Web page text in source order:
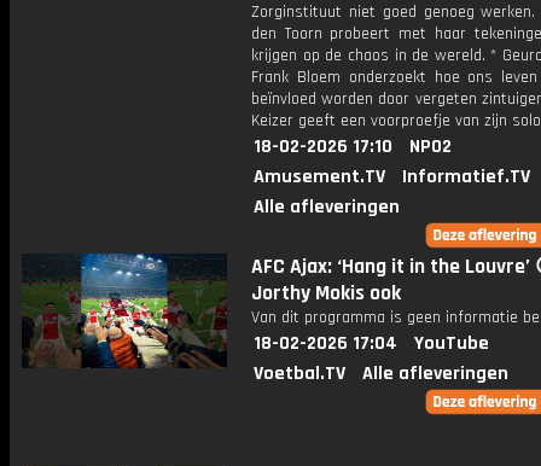
Zorginstituut niet goed genoeg
den Toorn probeert met haar
krijgen op de chaos in de wereld. *
Frank Bloem onderzoekt hoe ons
beïnvloed worden door vergeten
Keizer geeft een voorproefje van zijn
18-02-2026 17:10
NPO2
Amusement.TV
Informatief.TV
Alle afleveringen
AFC Ajax: ‘Hang it in the Louvre’
Jorthy Mokis ook
Van dit programma is geen informatie
18-02-2026 17:04
YouTube
Voetbal.TV
Alle afleveringen